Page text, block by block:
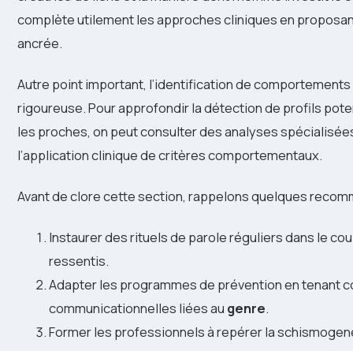
complète utilement les approches cliniques en
ancrée.
Autre point important, l’identification de
rigoureuse. Pour approfondir la détection de profils
les proches, on peut consulter des analyses
l’application clinique de critères comportementaux.
Avant de clore cette section, rappelons quelques
Instaurer des rituels de parole réguliers dans le
ressentis.
Adapter les programmes de prévention en tenant
communicationnelles liées au genre.
Former les professionnels à repérer la